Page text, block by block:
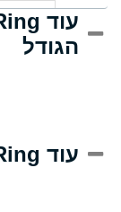
Acid
הגודל
עוד O-Ring אורינגים מאותו החומר